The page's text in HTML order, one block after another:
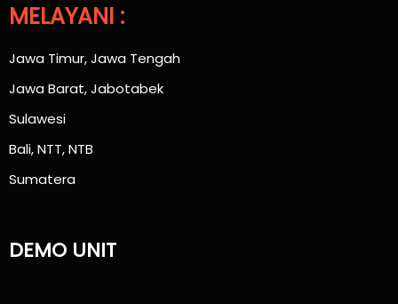
MELAYANI :
Jawa Timur, Jawa Tengah
Jawa Barat, Jabotabek
Sulawesi
Bali, NTT, NTB
Sumatera
DEMO UNIT